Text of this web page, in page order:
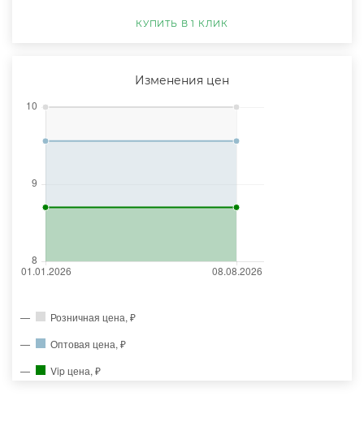
КУПИТЬ В 1 КЛИК
Изменения цен
Розничная цена, ₽
Оптовая цена, ₽
Vip цена, ₽